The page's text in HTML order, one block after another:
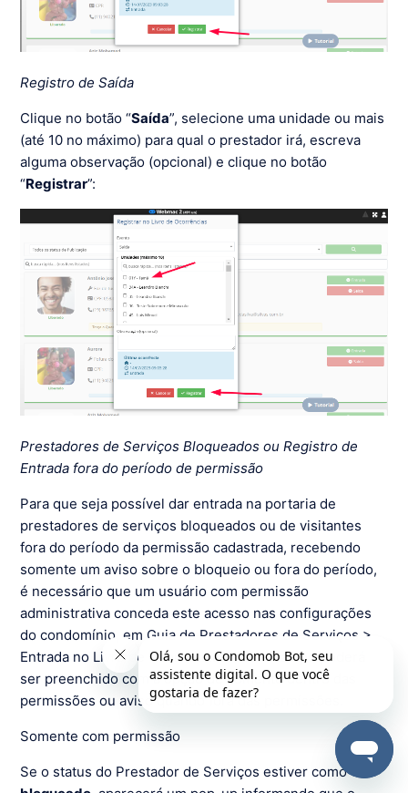
Registro de Saída
Clique no botão “Saída”, selecione uma unidade ou mais
(até 10 no máximo) para qual o prestador irá, escreva
alguma observação (opcional) e clique no botão
“Registrar”:
Prestadores de Serviços Bloqueados ou Registro de
Entrada fora do período de permissão
Para que seja possível dar entrada na portaria de
prestadores de serviços bloqueados ou de visitantes
fora do período da permissão cadastrada, recebendo
somente um aviso sobre o bloqueio ou fora do período,
é necessário que um usuário com permissão
administrativa conceda este acesso nas configurações
do condomínio, em Guia de Prestadores de Serviços >
Entrada no Livro de Ocorrências?. Este campo poderá
ser preenchido com a opção de somente dentro das
permissões ou aviso quando fora das permissões.
Somente com permissão
Se o status do Prestador de Serviços estiver como